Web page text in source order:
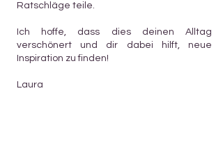
Ratschläge teile.
Ich hoffe, dass dies deinen Alltag
verschönert und dir dabei hilft, neue
Inspiration zu finden!
Laura